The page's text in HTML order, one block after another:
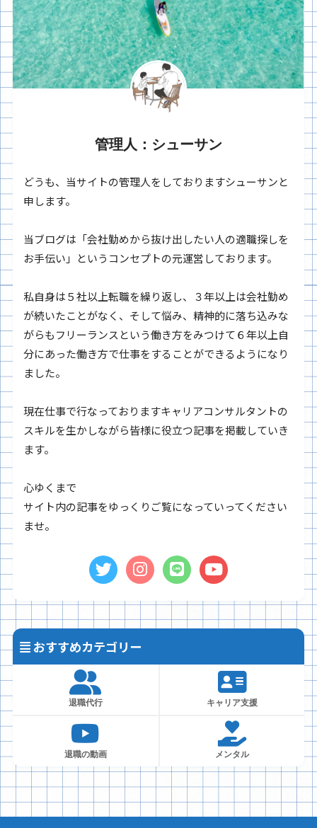
管理人：シューサン
どうも、当サイトの管理人をしておりますシューサンと
申します。
当ブログは「会社勤めから抜け出したい人の適職探しを
お手伝い」というコンセプトの元運営しております。
私自身は５社以上転職を繰り返し、３年以上は会社勤め
が続いたことがなく、そして悩み、精神的に落ち込みな
がらもフリーランスという働き方をみつけて６年以上自
分にあった働き方で仕事をすることができるようになり
ました。
現在仕事で行なっておりますキャリアコンサルタントの
スキルを生かしながら皆様に役立つ記事を掲載していき
ます。
心ゆくまで
サイト内の記事をゆっくりご覧になっていってください
ませ。
おすすめカテゴリー
退職代行 キャリア支援
退職の動画 メンタル